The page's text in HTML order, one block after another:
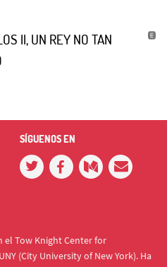
II, UN REY NO TAN
SÍGUENOS EN
el Tow Knight Center for
(City University of New York). Ha